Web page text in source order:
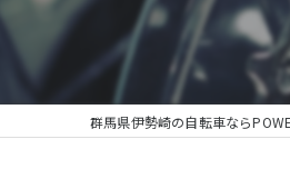
群馬県伊勢崎の自転車なら